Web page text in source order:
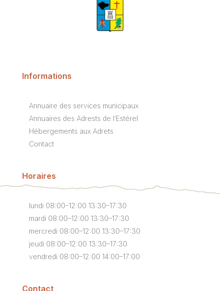
Informations
Annuaire des services municipaux
Annuaires des Adrests de l’Estérel
Hébergements aux Adrets
Contact
Horaires
lundi 08:00–12:00 13:30–17:30
mardi 08:00–12:00 13:30–17:30
mercredi 08:00–12:00 13:30–17:30
jeudi 08:00–12:00 13:30–17:30
vendredi 08:00–12:00 14:00–17:00
Contact